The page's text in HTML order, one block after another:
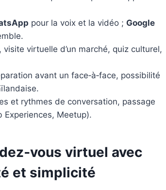
pour la voix et la vidéo ; Google
virtuelle d’un marché, quiz culturel,
avant un face‑à‑face, possibilité
et rythmes de conversation, passage
Experiences, Meetup).
virtuel avec
et simplicité